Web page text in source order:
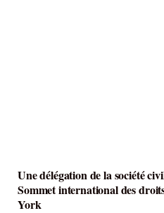
Une délégation de la société
Sommet international des
York